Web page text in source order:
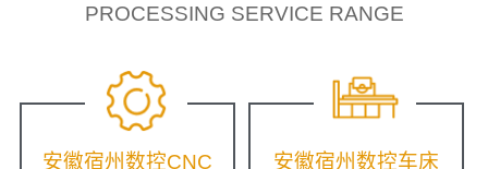
PROCESSING SERVICE RANGE
安徽宿州数控CNC 安徽宿州数控车床